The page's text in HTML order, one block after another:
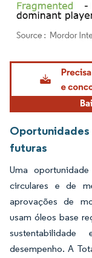
Imagem © Mordor
futuras
Uma
circulares e de
aprovações de
usam óleos base
desempenho. A